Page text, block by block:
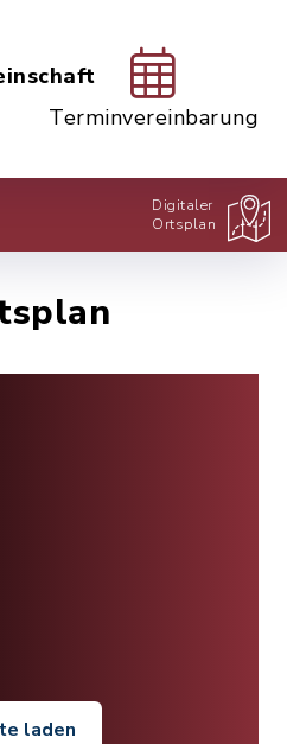
Terminvereinbarung
Digitaler
Ortsplan
laden